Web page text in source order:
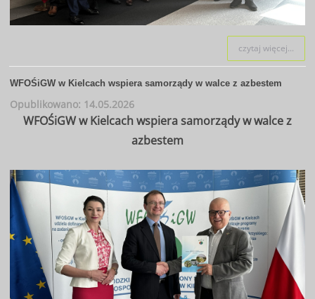
czytaj więcej...
WFOŚiGW w Kielcach wspiera samorządy w walce z azbestem
Opublikowano: 14.05.2026
WFOŚiGW w Kielcach wspiera samorządy w walce z
azbestem